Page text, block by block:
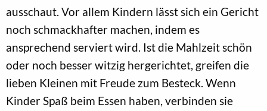
ausschaut. Vor allem Kindern lässt sich ein Gericht
noch schmackhafter machen, indem es
ansprechend serviert wird. Ist die Mahlzeit schön
oder noch besser witzig hergerichtet, greifen die
lieben Kleinen mit Freude zum Besteck. Wenn
Kinder Spaß beim Essen haben, verbinden sie